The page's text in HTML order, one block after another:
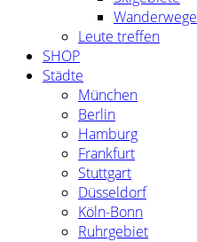
Wanderwege
Leute treffen
SHOP
Städte
München
Berlin
Hamburg
Frankfurt
Stuttgart
Düsseldorf
Köln-Bonn
Ruhrgebiet